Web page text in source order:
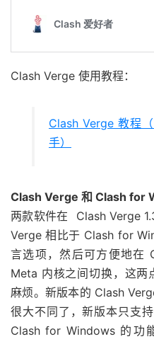
Clash Verge 使用教程：
Clash Verge 教程
手）
Clash Verge 和 Clash for
两款软件在 Clash Verge
Verge 相比于 Clash for
言选项，然后可方便地在
Meta 内核之间切换，这
麻烦。新版本的 Clash
很大不同了，新版本只支
Clash for Windows 的功